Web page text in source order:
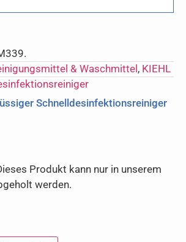
& Waschmittel , KIEHL
Schnelldesinfektionsreiniger
Produkt kann nur in unserem
werden.